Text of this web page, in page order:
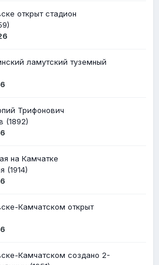
открыт стадион
ламутский туземный
Трифонович
(1892)
на Камчатке
(1914)
Камчатском открыт
Камчатском создано 2-